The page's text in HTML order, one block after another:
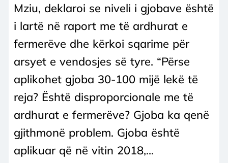
Mziu, deklaroi se niveli i gjobave është
i lartë në raport me të ardhurat e
fermerëve dhe kërkoi sqarime për
arsyet e vendosjes së tyre. “Përse
aplikohet gjoba 30-100 mijë lekë të
reja? Është disproporcionale me të
ardhurat e fermerëve? Gjoba ka qenë
gjithmonë problem. Gjoba është
aplikuar që në vitin 2018,...